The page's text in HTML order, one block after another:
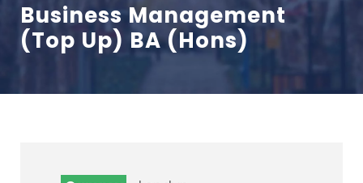
Business Management
(Top Up) BA (Hons)